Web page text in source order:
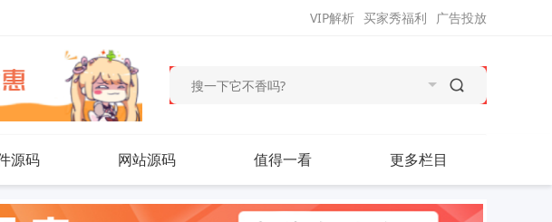
广告投放
买家秀福利
VIP解析
源码 网站源码 值得一看 更多栏目